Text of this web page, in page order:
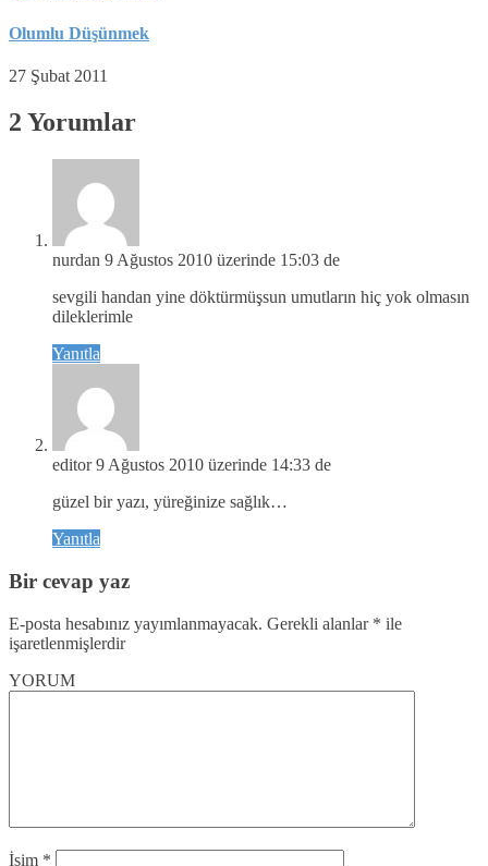
Olumlu Düşünmek
27 Şubat 2011
2 Yorumlar
nurdan 9 Ağustos 2010 üzerinde 15:03 de
sevgili handan yine döktürmüşsun umutların hiç yok olmasın
dileklerimle
Yanıtla
editor 9 Ağustos 2010 üzerinde 14:33 de
güzel bir yazı, yüreğinize sağlık…
Yanıtla
Bir cevap yaz
E-posta hesabınız yayımlanmayacak. Gerekli alanlar * ile
işaretlenmişlerdir
YORUM
İsim *